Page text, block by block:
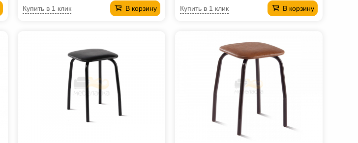
В корзину
Купить в 1 клик В корзину
Купить в 1 клик